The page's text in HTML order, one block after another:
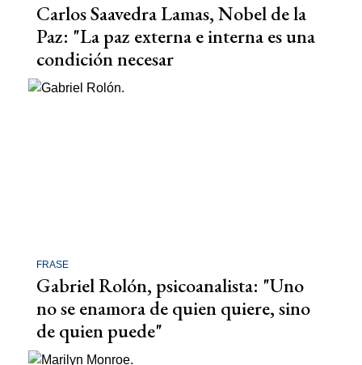
Carlos Saavedra Lamas, Nobel de la
Paz: "La paz externa e interna es una
condición necesar
FRASE
Gabriel Rolón, psicoanalista: "Uno
no se enamora de quien quiere, sino
de quien puede"